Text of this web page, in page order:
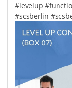
#levelup
#scsberlin